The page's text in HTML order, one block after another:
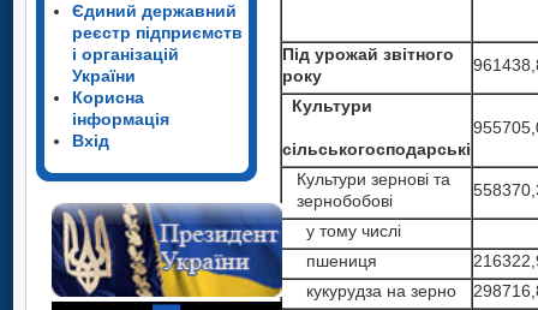
Єдиний державний
реєстр підприємств
і організацій
України
Корисна
інформація
Вхід
Під урожай звітного
року
Культури
сільськогосподарські
Культури зернові та
зернобобові
у тому числі
пшениця
кукурудза на зерно